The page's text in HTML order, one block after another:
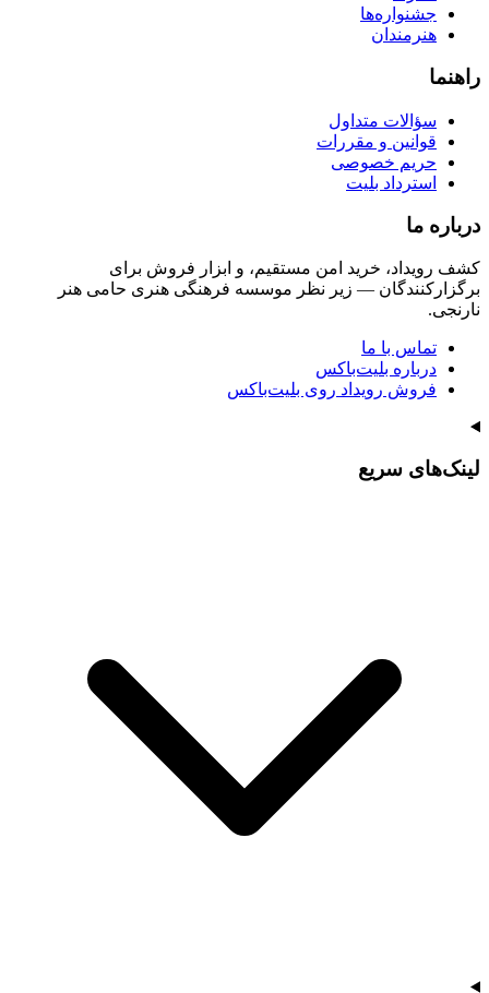
جشنواره‌ها
هنرمندان
راهنما
سؤالات متداول
قوانین و مقررات
حریم خصوصی
استرداد بلیت
درباره ما
کشف رویداد، خرید امن مستقیم، و ابزار فروش برای
برگزارکنندگان — زیر نظر موسسه فرهنگی هنری حامی هنر
نارنجی.
تماس با ما
درباره بلیت‌باکس
فروش رویداد روی بلیت‌باکس
لینک‌های سریع